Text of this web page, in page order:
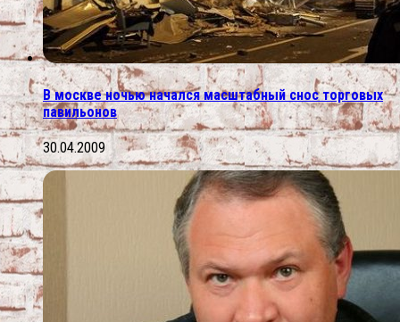
В москве ночью начался масштабный снос торговых
павильонов
30.04.2009